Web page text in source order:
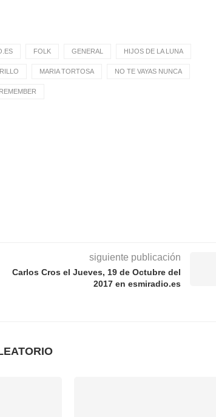
FOLK GENERAL HIJOS DE LA LUNA
MARIA TORTOSA NO TE VAYAS NUNCA
REMEMBER
siguiente publicación
Carlos Cros el Jueves, 19 de Octubre del
2017 en esmiradio.es